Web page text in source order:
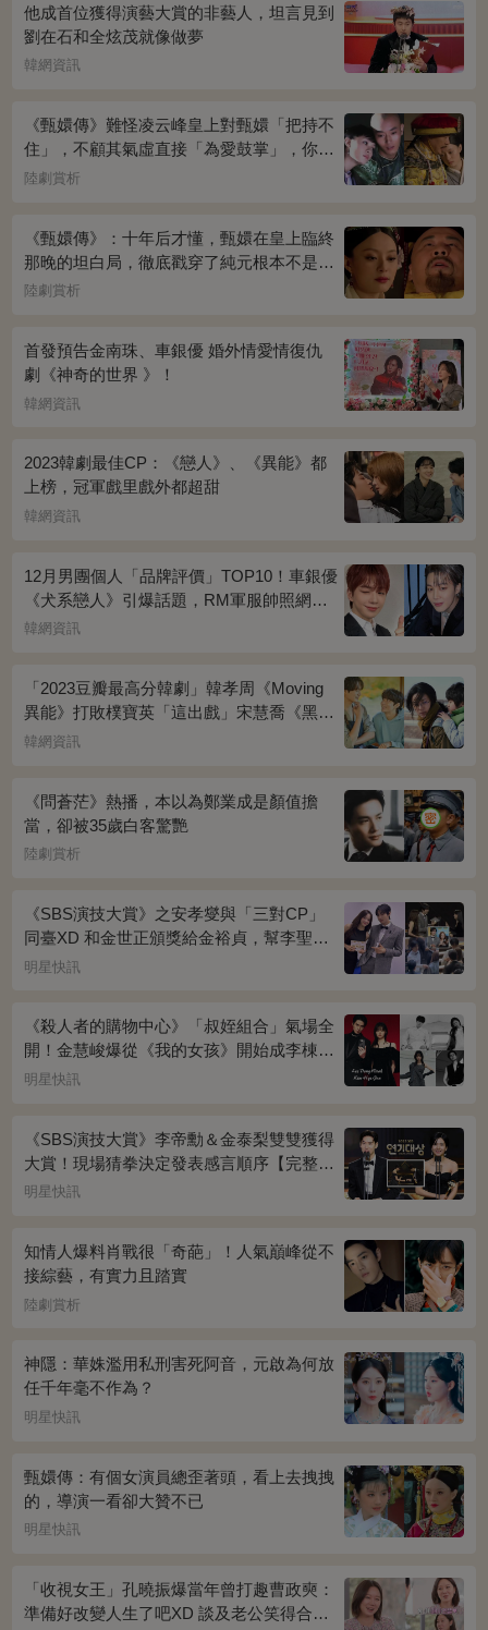
他成首位獲得演藝大賞的非藝人，坦言見到
劉在石和全炫茂就像做夢
韓網資訊
《甄嬛傳》難怪凌云峰皇上對甄嬛「把持不
住」，不顧其氣虛直接「為愛鼓掌」，你看
桌上放的啥？簡直一目了然
陸劇賞析
《甄嬛傳》：十年后才懂，甄嬛在皇上臨終
那晚的坦白局，徹底戳穿了純元根本不是被
宜修害死的真相！
陸劇賞析
首發預告金南珠、車銀優 婚外情愛情復仇
劇《神奇的世界 》！
韓網資訊
2023韓劇最佳CP：《戀人》、《異能》都
上榜，冠軍戲里戲外都超甜
韓網資訊
12月男團個人「品牌評價」TOP10！車銀優
《犬系戀人》引爆話題，RM軍服帥照網瘋
傳
韓網資訊
「2023豆瓣最高分韓劇」韓孝周《Moving
異能》打敗樸寶英「這出戲」宋慧喬《黑暗
榮耀》奪冠
韓網資訊
《問蒼茫》熱播，本以為鄭業成是顏值擔
當，卻被35歲白客驚艷
陸劇賞析
《SBS演技大賞》之安孝燮與「三對CP」
同臺XD 和金世正頒獎給金裕貞，幫李聖經
披外套超甜~
明星快訊
《殺人者的購物中心》「叔姪組合」氣場全
開！金慧峻爆從《我的女孩》開始成李棟旭
迷妹~
明星快訊
《SBS演技大賞》李帝勳＆金泰梨雙雙獲得
大賞！現場猜拳決定發表感言順序【完整得
獎名單】
明星快訊
知情人爆料肖戰很「奇葩」！人氣巔峰從不
接綜藝，有實力且踏實
陸劇賞析
神隱：華姝濫用私刑害死阿音，元啟為何放
任千年毫不作為？
明星快訊
甄嬛傳：有個女演員總歪著頭，看上去拽拽
的，導演一看卻大贊不已
明星快訊
「收視女王」孔曉振爆當年曾打趣曹政奭：
準備好改變人生了吧XD 談及老公笑得合不